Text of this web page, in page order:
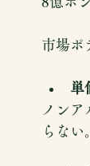
市場ポ
単
ノン
らない